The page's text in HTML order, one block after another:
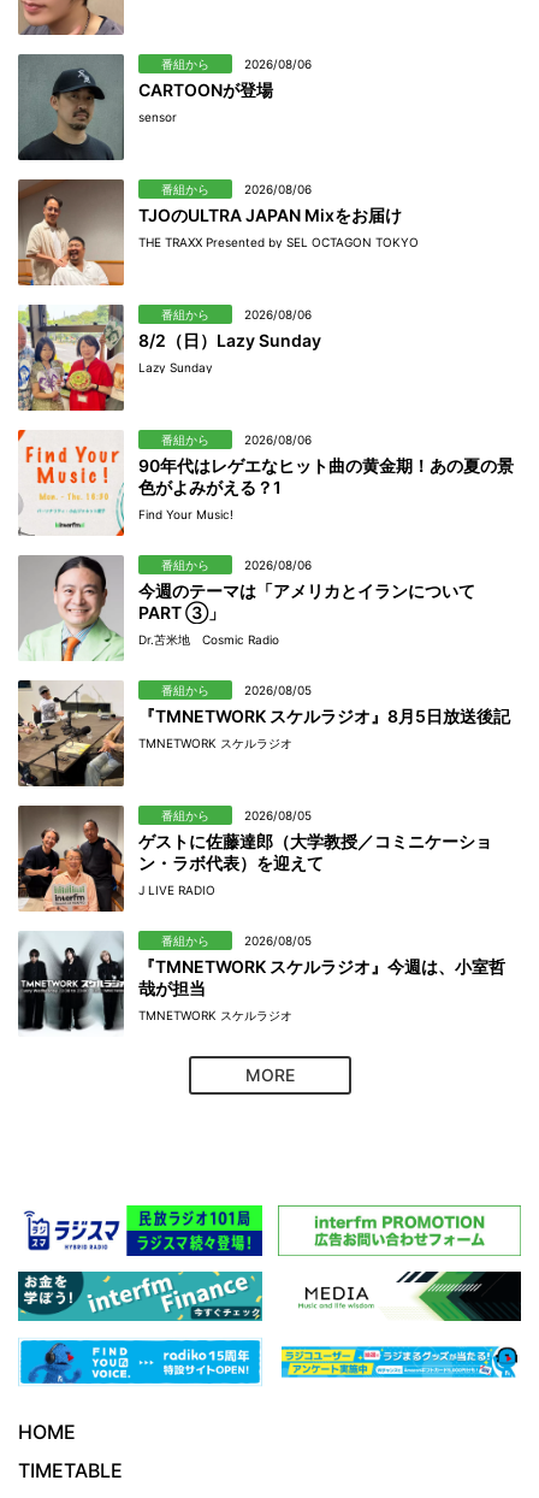
番組から 2026/08/06
CARTOONが登場
sensor
番組から 2026/08/06
TJOのULTRA JAPAN Mixをお届け
THE TRAXX Presented by SEL OCTAGON TOKYO
番組から 2026/08/06
8/2（日）Lazy Sunday
Lazy Sunday
番組から 2026/08/06
90年代はレゲエなヒット曲の黄金期！あの夏の景
色がよみがえる？1
Find Your Music!
番組から 2026/08/06
今週のテーマは「アメリカとイランについて
PART ③」
Dr.苫米地 Cosmic Radio
番組から 2026/08/05
『TMNETWORK スケルラジオ』8月5日放送後記
TMNETWORK スケルラジオ
番組から 2026/08/05
ゲストに佐藤達郎（大学教授／コミニケーショ
ン・ラボ代表）を迎えて
J LIVE RADIO
番組から 2026/08/05
『TMNETWORK スケルラジオ』今週は、小室哲
哉が担当
TMNETWORK スケルラジオ
MORE
HOME
TIMETABLE